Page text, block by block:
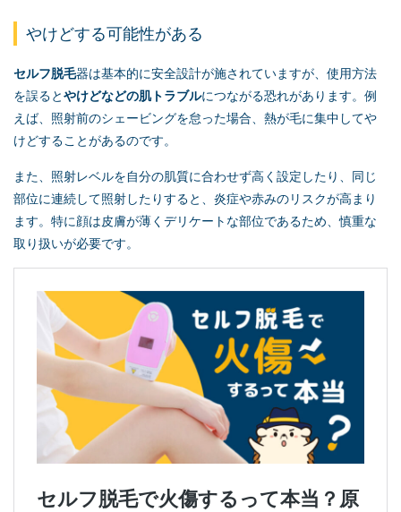
やけどする可能性がある
セルフ脱毛器は基本的に安全設計が施されていますが、使用方法
を誤るとやけどなどの肌トラブルにつながる恐れがあります。例
えば、照射前のシェービングを怠った場合、熱が毛に集中してや
けどすることがあるのです。
また、照射レベルを自分の肌質に合わせず高く設定したり、同じ
部位に連続して照射したりすると、炎症や赤みのリスクが高まり
ます。特に顔は皮膚が薄くデリケートな部位であるため、慎重な
取り扱いが必要です。